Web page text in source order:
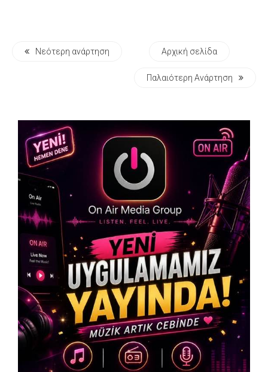
Νεότερη ανάρτηση Αρχική σελίδα
Παλαιότερη Ανάρτηση